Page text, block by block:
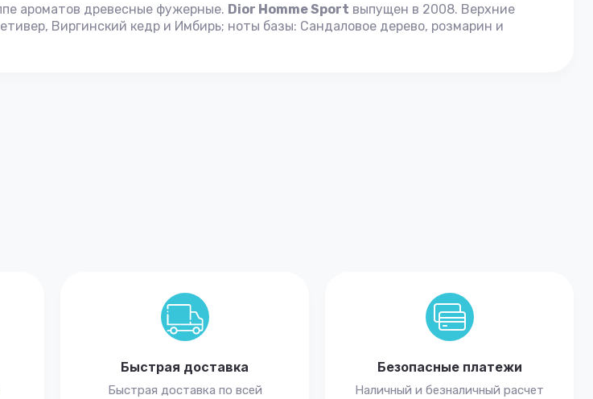
ароматов древесные фужерные. Dior Homme Sport выпущен в 2008. Верхние
Виргинский кедр и Имбирь; ноты базы: Сандаловое дерево, розмарин и
Быстрая доставка
Быстрая доставка по всей
Безопасные платежи
Наличный и безналичный расчет